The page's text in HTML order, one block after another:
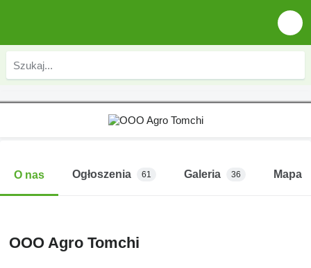
O nas Ogłoszenia 61 Galeria 36 Mapa
OOO Agro Tomchi